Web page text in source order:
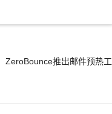
ZeroBounce推出邮件预热